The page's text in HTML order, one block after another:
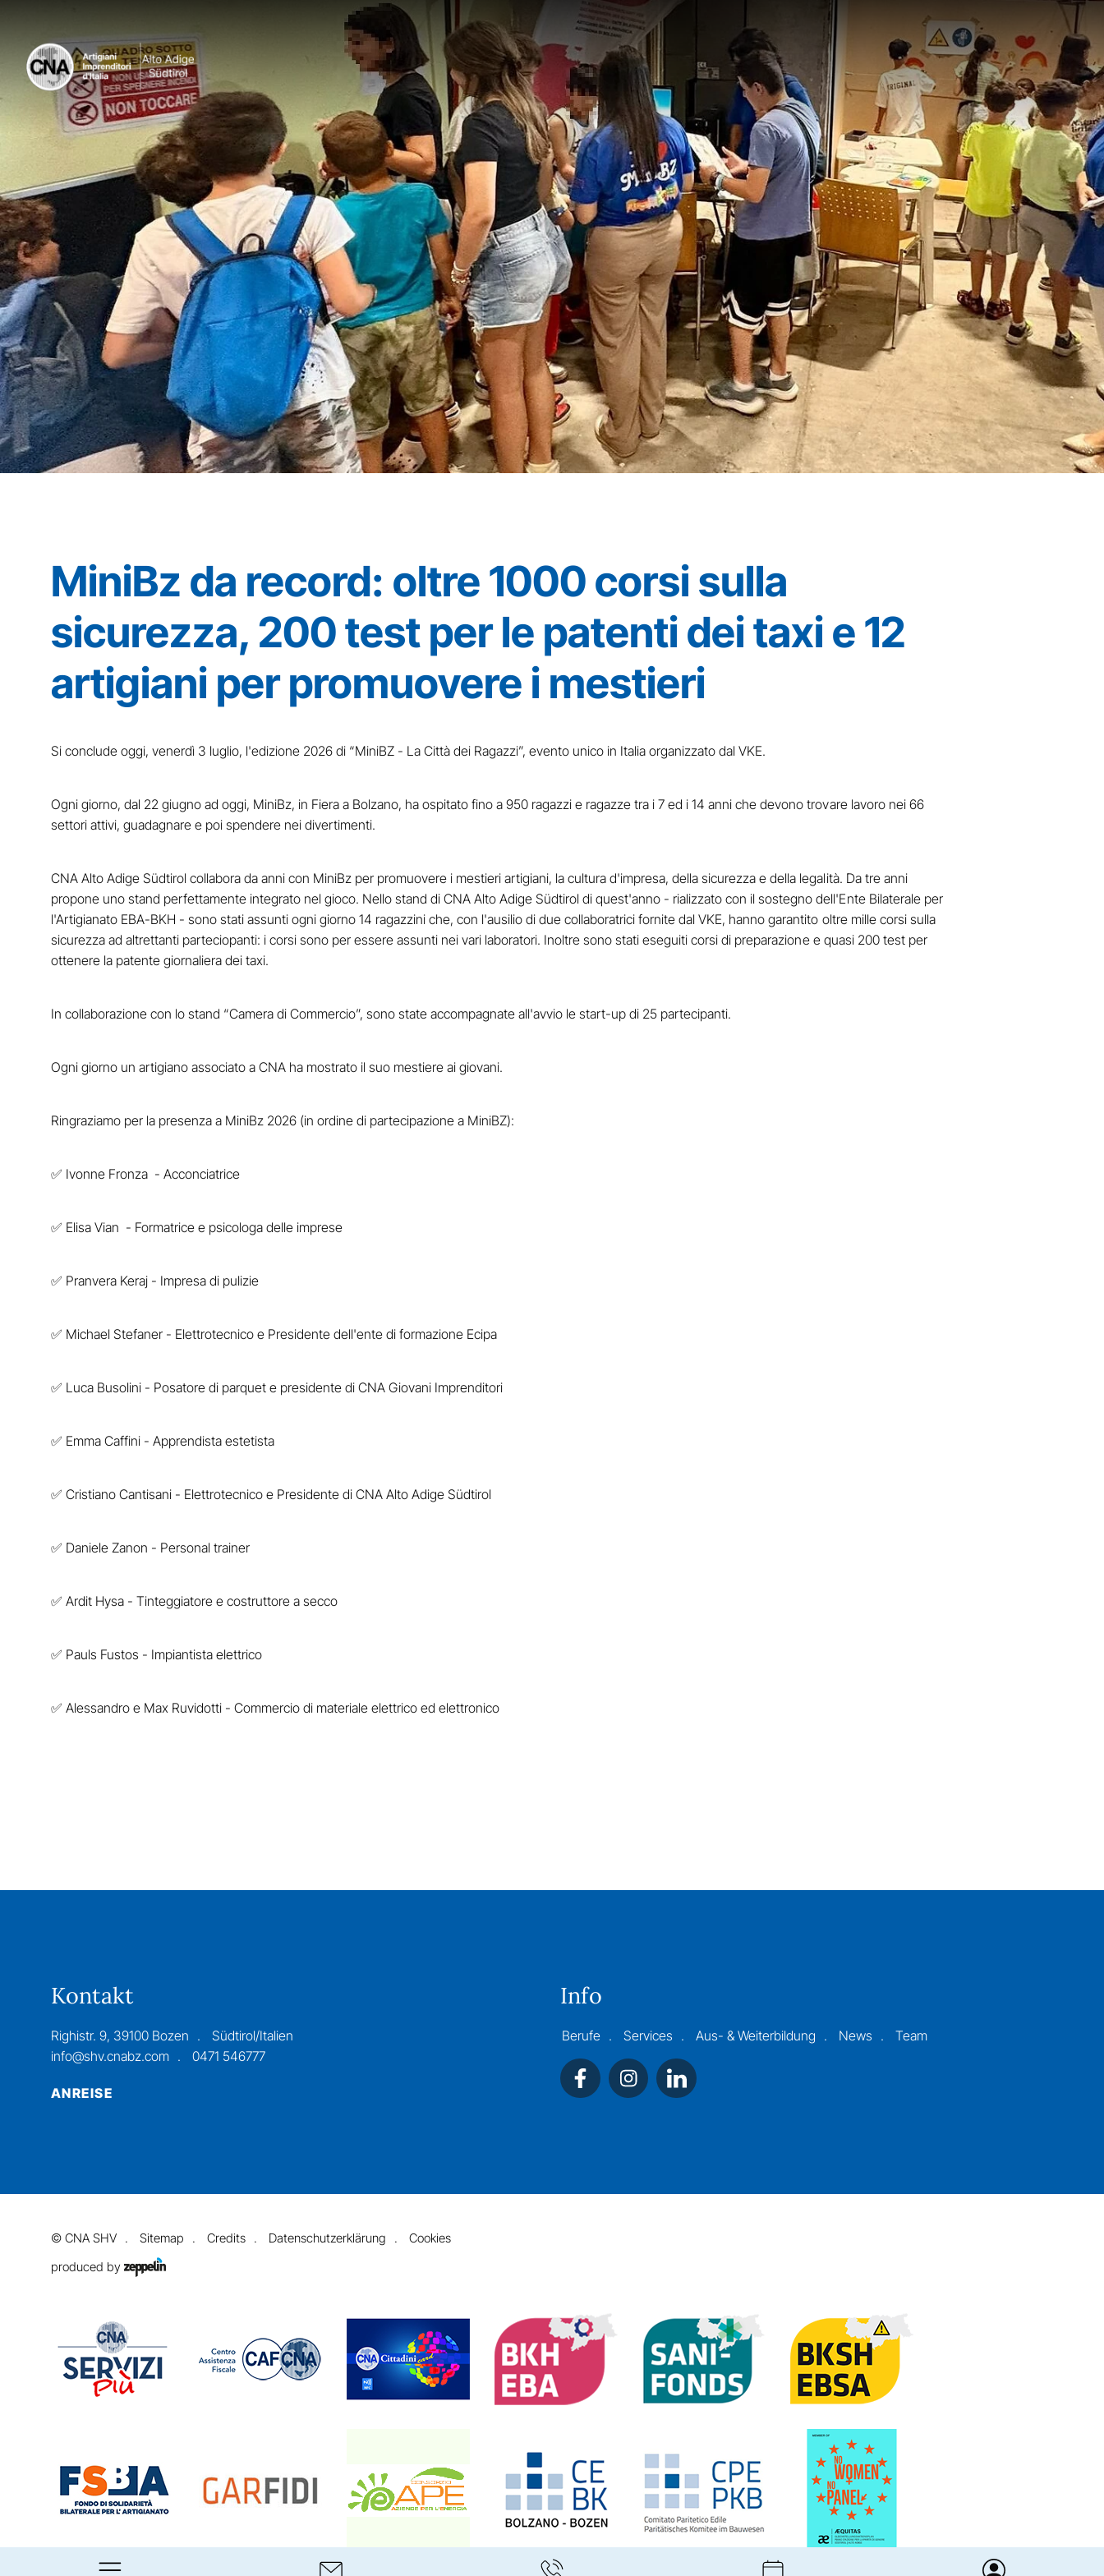
MiniBz da record: oltre 1000 corsi sulla
sicurezza, 200 test per le patenti dei taxi e 12
artigiani per promuovere i mestieri
Si conclude oggi, venerdì 3 luglio, l'edizione 2026 di “MiniBZ - La Città dei Ragazzi”, evento unico in Italia organizzato dal VKE.
Ogni giorno, dal 22 giugno ad oggi, MiniBz, in Fiera a Bolzano, ha ospitato fino a 950 ragazzi e ragazze tra i 7 ed i 14 anni che devono trovare lavoro nei 66
settori attivi, guadagnare e poi spendere nei divertimenti.
CNA Alto Adige Südtirol collabora da anni con MiniBz per promuovere i mestieri artigiani, la cultura d'impresa, della sicurezza e della legalità. Da tre anni
propone uno stand perfettamente integrato nel gioco. Nello stand di CNA Alto Adige Südtirol di quest'anno - rializzato con il sostegno dell'Ente Bilaterale per
l'Artigianato EBA-BKH - sono stati assunti ogni giorno 14 ragazzini che, con l'ausilio di due collaboratrici fornite dal VKE, hanno garantito oltre mille corsi sulla
sicurezza ad altrettanti parteciopanti: i corsi sono per essere assunti nei vari laboratori. Inoltre sono stati eseguiti corsi di preparazione e quasi 200 test per
ottenere la patente giornaliera dei taxi.
In collaborazione con lo stand “Camera di Commercio”, sono state accompagnate all'avvio le start-up di 25 partecipanti.
Ogni giorno un artigiano associato a CNA ha mostrato il suo mestiere ai giovani.
Ringraziamo per la presenza a MiniBz 2026 (in ordine di partecipazione a MiniBZ):
✅ Ivonne Fronza - Acconciatrice
✅ Elisa Vian - Formatrice e psicologa delle imprese
✅ Pranvera Keraj - Impresa di pulizie
✅ Michael Stefaner - Elettrotecnico e Presidente dell'ente di formazione Ecipa
✅ Luca Busolini - Posatore di parquet e presidente di CNA Giovani Imprenditori
✅ Emma Caffini - Apprendista estetista
✅ Cristiano Cantisani - Elettrotecnico e Presidente di CNA Alto Adige Südtirol
✅ Daniele Zanon - Personal trainer
✅ Ardit Hysa - Tinteggiatore e costruttore a secco
✅ Pauls Fustos - Impiantista elettrico
✅ Alessandro e Max Ruvidotti - Commercio di materiale elettrico ed elettronico
Kontakt
Righistr. 9, 39100 Bozen
Südtirol/Italien
info@shv.cnabz.com
0471 546777
ANREISE
Info
Berufe Services Aus- & Weiterbildung News Team
© CNA SHV Sitemap Credits Datenschutzerklärung
Cookies
produced by